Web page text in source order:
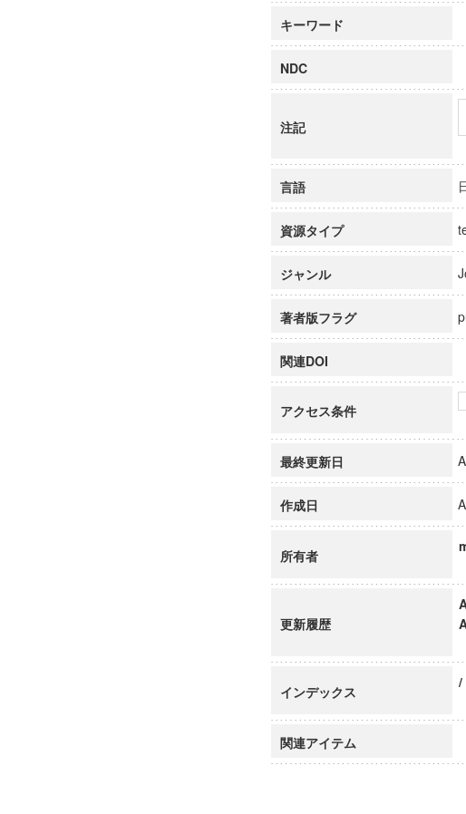
キーワード
NDC
注記
言語
資源タイプ
ジャンル
著者版フラグ
関連DOI
アクセス条件
最終更新日
作成日
所有者
更新履歴
インデックス
/
関連アイテム